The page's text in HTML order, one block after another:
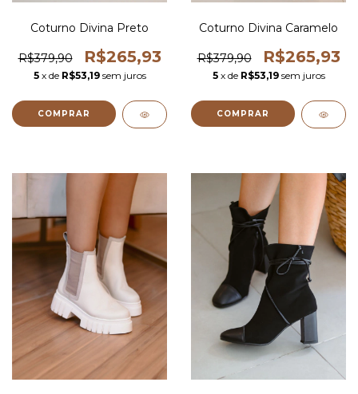
Coturno Divina Preto
R$379,90 R$265,93
5 x de R$53,19 sem juros
COMPRAR
Coturno Divina Caramelo
R$379,90 R$265,93
5 x de R$53,19 sem juros
COMPRAR